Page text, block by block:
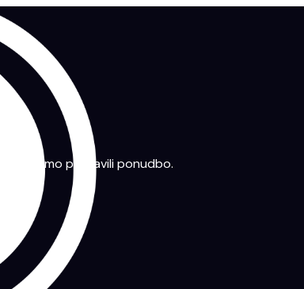
bomo pripravili ponudbo.